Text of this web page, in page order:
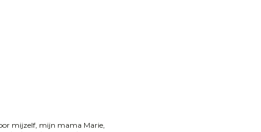
mijzelf, mijn mama Marie,